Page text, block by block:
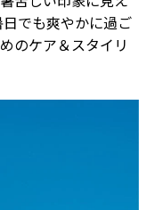
でも爽やかに過ご
のケア＆スタイリ